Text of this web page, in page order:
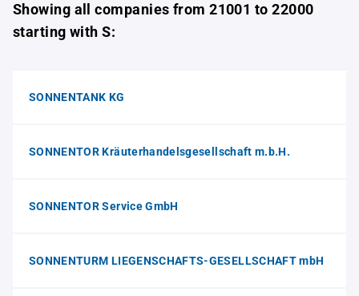
Showing all companies from 21001 to 22000
starting with S:
SONNENTANK KG
SONNENTOR Kräuterhandelsgesellschaft m.b.H.
SONNENTOR Service GmbH
SONNENTURM LIEGENSCHAFTS-GESELLSCHAFT mbH